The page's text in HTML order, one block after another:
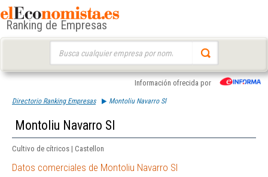
Ranking de Empresas
Información ofrecida por
Directorio Ranking Empresas Montoliu Navarro Sl
Montoliu Navarro Sl
Cultivo de cítricos | Castellon
Datos comerciales de Montoliu Navarro Sl